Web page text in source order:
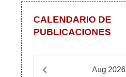
CALENDARIO DE
PUBLICACIONES
Aug 2026